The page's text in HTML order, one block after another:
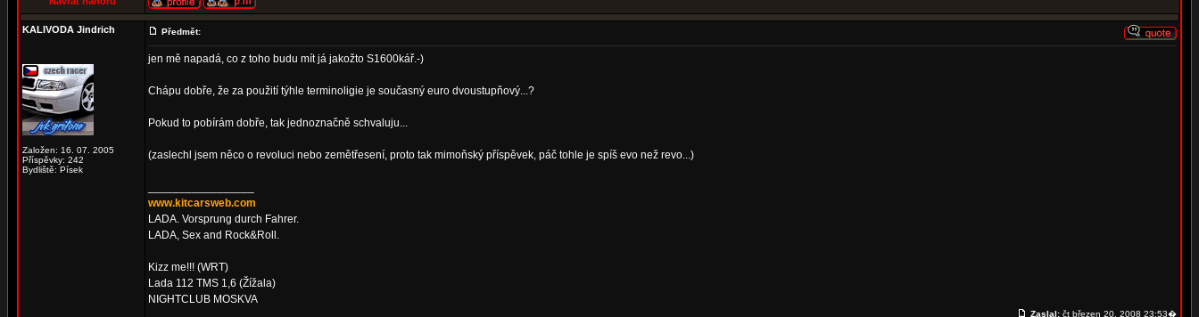
KALIVODA Jindrich
Založen: 16. 07. 2005
Příspěvky: 242
Bydliště: Písek
Předmět:
jen mě napadá, co z toho budu mít já jakožto S1600kář.-)
Chápu dobře, že za použití týhle terminoligie je současný euro dvoustupňový...?
Pokud to pobírám dobře, tak jednoznačně schvaluju...
(zaslechl jsem něco o revoluci nebo zemětřesení, proto tak mimoňský příspěvek, páč tohle je spíš evo než revo...)
www.kitcarsweb.com
LADA. Vorsprung durch Fahrer.
LADA, Sex and Rock&Roll.
Kizz me!!! (WRT)
Lada 112 TMS 1,6 (Žížala)
NIGHTCLUB MOSKVA
Zaslal: čt březen 20, 2008 23:53�